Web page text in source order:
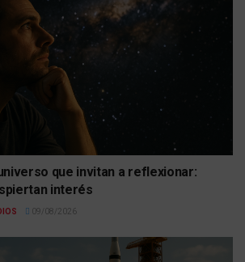
que invitan a reflexionar:
interés
09/08/2026